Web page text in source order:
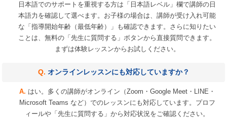
日本語でのサポートを重視する方は「日本語レベル」欄で講師の日
本語力を確認して選べます。お子様の場合は、講師が受け入れ可能
な「指導開始年齢（最低年齢）」も確認できます。さらに知りたい
ことは、無料の「先生に質問する」ボタンから直接質問できます。
まずは体験レッスンからお試しください。
オンラインレッスンにも対応していますか？
はい。多くの講師がオンライン（Zoom・Google Meet・LINE・
Microsoft Teams など）でのレッスンにも対応しています。プロフ
ィールや「先生に質問する」から対応状況をご確認ください。